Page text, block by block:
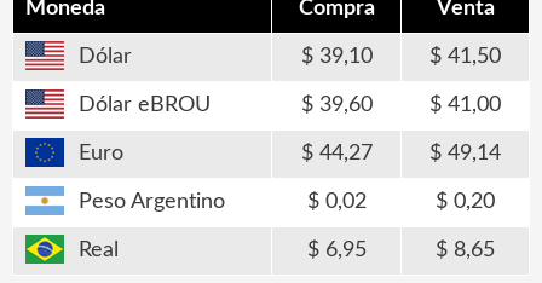
Moneda Compra Venta
Dólar 39,10 41,50
Dólar eBROU 39,60 41,00
Euro 44,27 49,14
Peso Argentino 0,02 0,20
Real 6,95 8,65